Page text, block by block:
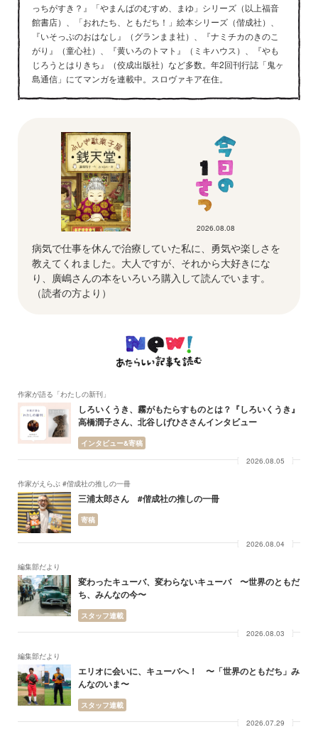
っちがすき？』「やまんばのむすめ、まゆ」シリーズ（以上福音
館書店）、「おれたち、ともだち！」絵本シリーズ（偕成社）、
『いそっぷのおはなし』（グランまま社）、『ナミチカのきのこ
がり』（童心社）、『黄いろのトマト』（ミキハウス）、『やも
じろうとはりきち』（佼成出版社）など多数。年2回刊行誌「鬼ヶ
島通信」にてマンガを連載中。スロヴァキア在住。
2026.08.08
病気で仕事を休んで治療していた私に、勇気や楽しさを
教えてくれました。大人ですが、それから大好きにな
り、廣嶋さんの本をいろいろ購入して読んでいます。
（読者の方より）
作家が語る「わたしの新刊」
しろいくうき、霧がもたらすものとは？『しろいくうき』
高橋潤子さん、北谷しげひささんインタビュー
インタビュー&寄稿
2026.08.05
作家がえらぶ #偕成社の推しの一冊
三浦太郎さん #偕成社の推しの一冊
寄稿
2026.08.04
編集部だより
変わったキューバ、変わらないキューバ 〜世界のともだ
ち、みんなの今〜
スタッフ連載
2026.08.03
編集部だより
エリオに会いに、キューバへ！ 〜「世界のともだち」み
んなのいま〜
スタッフ連載
2026.07.29